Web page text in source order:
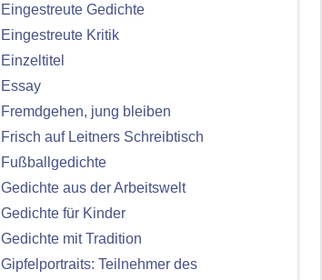
Eingestreute Gedichte
Eingestreute Kritik
Einzeltitel
Essay
Fremdgehen, jung bleiben
Frisch auf Leitners Schreibtisch
Fußballgedichte
Gedichte aus der Arbeitswelt
Gedichte für Kinder
Gedichte mit Tradition
Gipfelportraits: Teilnehmer des